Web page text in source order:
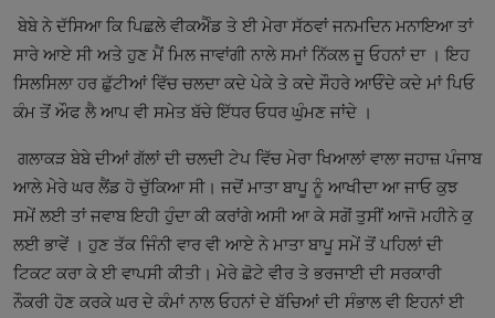
ਬੇਬੇ ਨੇ ਦੱਸਿਆ ਕਿ ਪਿਛਲੇ ਵੀਕਐੰਡ ਤੇ ਈ ਮੇਰਾ ਸੱਠਵਾਂ ਜਨਮਦਿਨ ਮਨਾਇਆ ਤਾਂ
ਸਾਰੇ ਆਏ ਸੀ ਅਤੇ ਹੁਣ ਮੈਂ ਮਿਲ ਜਾਵਾਂਗੀ ਨਾਲੇ ਸਮਾਂ ਨਿੱਕਲ ਜੂ ਓਹਨਾਂ ਦਾ । ਇਹ
ਸਿਲਸਿਲਾ ਹਰ ਛੁੱਟੀਆਂ ਵਿੱਚ ਚਲਦਾ ਕਦੇ ਪੇਕੇ ਤੇ ਕਦੇ ਸੌਹਰੇ ਆਓੰਦੇ ਕਦੇ ਮਾਂ ਪਿਓ
ਕੰਮ ਤੋਂ ਔਫ ਲੈ ਆਪ ਵੀ ਸਮੇਤ ਬੱਚੇ ਇੱਧਰ ਓਧਰ ਘੁੰਮਣ ਜਾਂਦੇ ।
ਗਲਾਕੜ ਬੇਬੇ ਦੀਆਂ ਗੱਲਾਂ ਦੀ ਚਲਦੀ ਟੇਪ ਵਿੱਚ ਮੇਰਾ ਖਿਆਲਾਂ ਵਾਲਾ ਜਹਾਜ਼ ਪੰਜਾਬ
ਆਲੇ ਮੇਰੇ ਘਰ ਲੈਂਡ ਹੋ ਚੁੱਕਿਆ ਸੀ। ਜਦੋਂ ਮਾਤਾ ਬਾਪੂ ਨੂੰ ਆਖੀਦਾ ਆ ਜਾਓ ਕੁਝ
ਸਮੇਂ ਲਈ ਤਾਂ ਜਵਾਬ ਇਹੀ ਹੁੰਦਾ ਕੀ ਕਰਾਂਗੇ ਅਸੀ ਆ ਕੇ ਸਗੋਂ ਤੁਸੀਂ ਆਜੋ ਮਹੀਨੇ ਕੁ
ਲਈ ਭਾਵੇਂ । ਹੁਣ ਤੱਕ ਜਿੰਨੀ ਵਾਰ ਵੀ ਆਏ ਨੇ ਮਾਤਾ ਬਾਪੂ ਸਮੇਂ ਤੋਂ ਪਹਿਲਾਂ ਦੀ
ਟਿਕਟ ਕਰਾ ਕੇ ਈ ਵਾਪਸੀ ਕੀਤੀ। ਮੇਰੇ ਛੋਟੇ ਵੀਰ ਤੇ ਭਰਜਾਈ ਦੀ ਸਰਕਾਰੀ
ਨੌਕਰੀ ਹੋਣ ਕਰਕੇ ਘਰ ਦੇ ਕੰਮਾਂ ਨਾਲ ਓਹਨਾਂ ਦੇ ਬੱਚਿਆਂ ਦੀ ਸੰਭਾਲ ਵੀ ਇਹਨਾਂ ਈ